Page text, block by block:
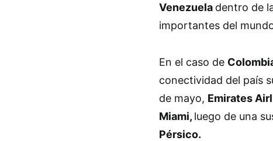
Venezuela dentro de
importantes del
En el caso de
conectividad del país
de mayo, Emirates
Miami, luego de una
Pérsico.